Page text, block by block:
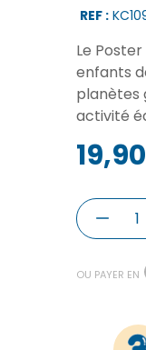
REF :
Le
enfants
planètes
activité
OU PAYER EN